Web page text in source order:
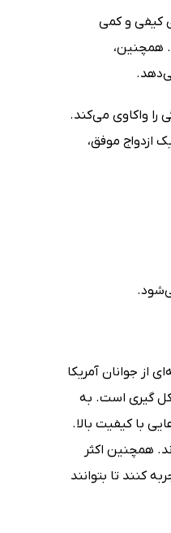
کیفی و کمی
همچنین،
را واکاوی می‌کند.
ازدواج موفق،
مطالعه اشاره کرد: نتایج مطالعه‌ی بدگر (2006) بر روی نمونه‌ای از جوانان آمریکا
گیری است. به
با کیفیت بالا.
همچنین اکثر
کنند تا بتوانند